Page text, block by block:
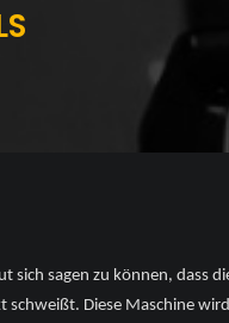
sich sagen zu können, dass
schweißt. Diese Maschine